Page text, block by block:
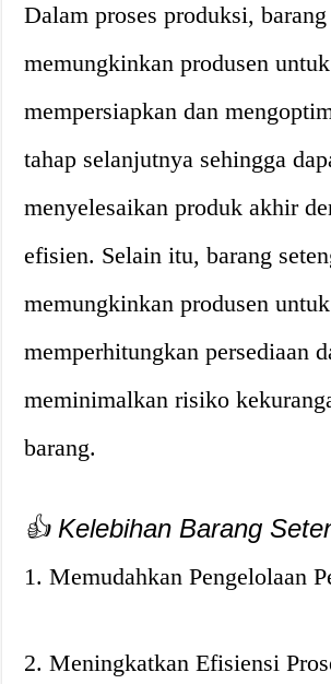
Dalam proses produksi,
memungkinkan produsen untuk
mempersiapkan dan
tahap selanjutnya sehingga
menyelesaikan produk akhir
efisien. Selain itu, barang
memungkinkan produsen untuk
memperhitungkan persediaan
meminimalkan risiko
barang.
👍 Kelebihan Barang
1. Memudahkan Pengelolaan
2. Meningkatkan Efisiensi